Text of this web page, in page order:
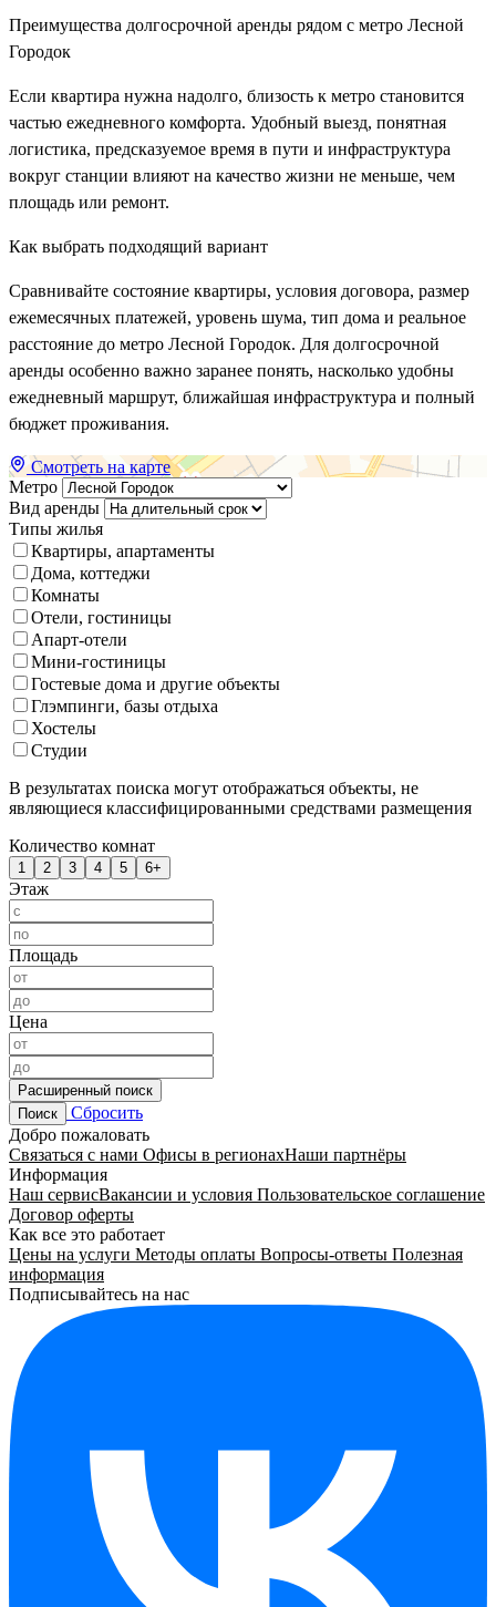
Преимущества долгосрочной аренды рядом с метро Лесной
Городок
Если квартира нужна надолго, близость к метро становится
частью ежедневного комфорта. Удобный выезд, понятная
логистика, предсказуемое время в пути и инфраструктура
вокруг станции влияют на качество жизни не меньше, чем
площадь или ремонт.
Как выбрать подходящий вариант
Сравнивайте состояние квартиры, условия договора, размер
ежемесячных платежей, уровень шума, тип дома и реальное
расстояние до метро Лесной Городок. Для долгосрочной
аренды особенно важно заранее понять, насколько удобны
ежедневный маршрут, ближайшая инфраструктура и полный
бюджет проживания.
Смотреть на карте
Метро
Вид аренды
Типы жилья
Квартиры, апартаменты
Дома, коттеджи
Комнаты
Отели, гостиницы
Апарт-отели
Мини-гостиницы
Гостевые дома и другие объекты
Глэмпинги, базы отдыха
Хостелы
Студии
В результатах поиска могут отображаться объекты, не
являющиеся классифицированными средствами размещения
Количество комнат
1 2 3 4 5 6+
Этаж
Площадь
Цена
Расширенный поиск
Поиск
Сбросить
Добро пожаловать
Связаться с нами Офисы в регионахНаши партнёры
Информация
Наш сервисВакансии и условия Пользовательское соглашение
Договор оферты
Как все это работает
Цены на услуги Методы оплаты Вопросы-ответы Полезная
информация
Подписывайтесь на нас